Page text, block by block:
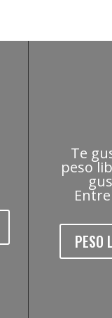
Te
peso
PESO